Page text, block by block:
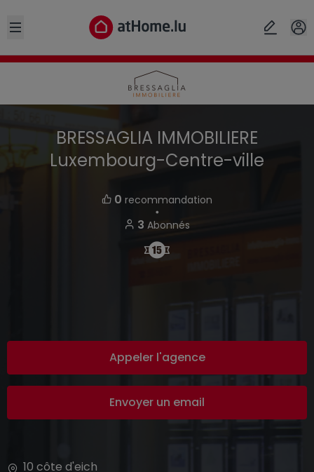
Open sidebar
BRESSAGLIA IMMOBILIERE
Luxembourg-Centre-ville
0 recommandation
・
3 Abonnés
Appeler l'agence
Envoyer un email
10 côte d'eich